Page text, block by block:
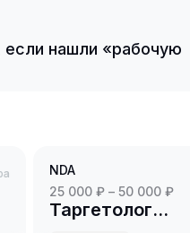
если нашли «рабочую
NDA
25 000 ₽ – 50 000 ₽
Таргетолог